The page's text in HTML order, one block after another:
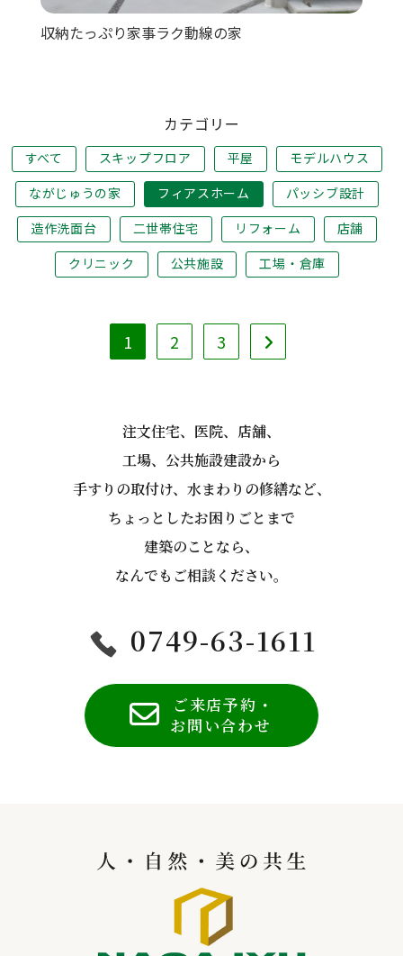
収納たっぷり家事ラク動線の家
カテゴリー
すべて スキップフロア 平屋
モデルハウス
ながじゅうの家
フィアスホーム
パッシブ設計
造作洗面台
二世帯住宅 リフォーム
店舗
クリニック
公共施設 工場・倉庫
1 2 3 次のページへ
注文住宅、医院、店舗、
工場、公共施設建設から
手すりの取付け、水まわりの修繕など、
ちょっとしたお困りごとまで
建築のことなら、
なんでもご相談ください。
0749-63-1611
ご来店予約・
お問い合わせ